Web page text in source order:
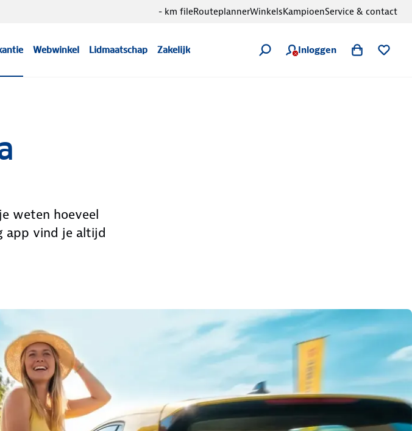
Webwinkel Lidmaatschap Zakelijk Inloggen
- km fileRouteplannerWinkelsKampioenService & contact
weten hoeveel
app vind je altijd